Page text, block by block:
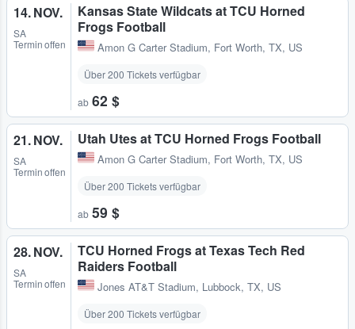
14. NOV.
SA
Termin offen
Kansas State Wildcats at TCU Horned
Frogs Football
Amon G Carter Stadium, Fort Worth, TX, US
Über 200 Tickets verfügbar
ab 62 $
21. NOV.
SA
Termin offen
Utah Utes at TCU Horned Frogs Football
Amon G Carter Stadium, Fort Worth, TX, US
Über 200 Tickets verfügbar
ab 59 $
28. NOV.
SA
Termin offen
TCU Horned Frogs at Texas Tech Red
Raiders Football
Jones AT&T Stadium, Lubbock, TX, US
Über 200 Tickets verfügbar